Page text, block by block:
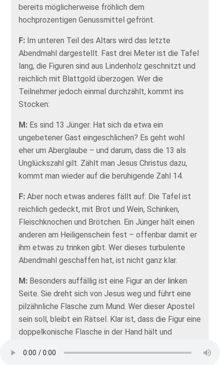
bereits möglicherweise fröhlich dem
hochprozentigen Genussmittel gefrönt.
F: Im unteren Teil des Altars wird das letzte
Abendmahl dargestellt. Fast drei Meter ist die Tafel
lang, die Figuren sind aus Lindenholz geschnitzt und
reichlich mit Blattgold überzogen. Wer die
Teilnehmer jedoch einmal durchzählt, kommt ins
Stocken:
M: Es sind 13 Jünger. Hat sich da etwa ein
ungebetener Gast eingeschlichen? Es geht wohl
eher um Aberglaube – und darum, dass die 13 als
Unglückszahl gilt. Zählt man Jesus Christus dazu,
kommt man wieder auf die beruhigende Zahl 14.
F:Aber noch etwas anderes fällt auf: Die Tafel ist
reichlich gedeckt, mit Brot und Wein, Schinken,
Fleischknochen und Brötchen. Ein Jünger hält einen
anderen am Heiligenschein fest – offenbar damit er
ihm etwas zu trinken gibt. Wer dieses turbulente
Abendmahl geschaffen hat, ist nicht ganz klar.
M: Besonders auffällig ist eine Figur an der linken
Seite. Sie dreht sich von Jesus weg und führt eine
pilzähnliche Flasche zum Mund. Wer dieser Apostel
sein soll, bleibt ein Rätsel. Klar ist, dass die Figur eine
doppelkonische Flasche in der Hand hält und
Flaschen im süddeutschen Raum in Mode – und